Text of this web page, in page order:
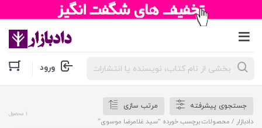
جستجوی
محصولات ورود
جستجوی پیشرفته
مرتب سازی
دادبازار / محصولات برچسب خورده “سید غلامرضا موسوی”
1 محصول